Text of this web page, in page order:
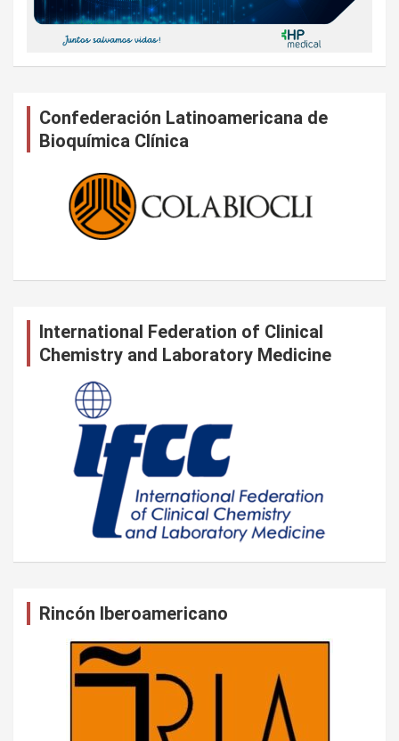
Confederación Latinoamericana de
Bioquímica Clínica
International Federation of Clinical
Chemistry and Laboratory Medicine
Rincón Iberoamericano